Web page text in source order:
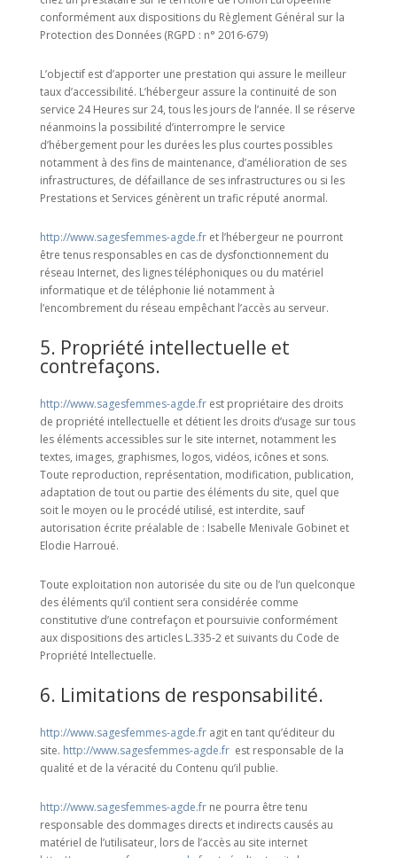
conformément aux dispositions du Règlement Général sur la
Protection des Données (RGPD : n° 2016-679)
L’objectif est d’apporter une prestation qui assure le meilleur
taux d’accessibilité. L’hébergeur assure la continuité de son
service 24 Heures sur 24, tous les jours de l’année. Il se réserve
néanmoins la possibilité d’interrompre le service
d’hébergement pour les durées les plus courtes possibles
notamment à des fins de maintenance, d’amélioration de ses
infrastructures, de défaillance de ses infrastructures ou si les
Prestations et Services génèrent un trafic réputé anormal.
http://www.sagesfemmes-agde.fret l’hébergeur ne pourront
être tenus responsables en cas de dysfonctionnement du
réseau Internet, des lignes téléphoniques ou du matériel
informatique et de téléphonie lié notamment à
l’encombrement du réseau empêchant l’accès au serveur.
5. Propriété intellectuelle et
contrefaçons.
http://www.sagesfemmes-agde.frest propriétaire des droits
de propriété intellectuelle et détient les droits d’usage sur tous
les éléments accessibles sur le site internet, notamment les
textes, images, graphismes, logos, vidéos, icônes et sons.
Toute reproduction, représentation, modification, publication,
adaptation de tout ou partie des éléments du site, quel que
soit le moyen ou le procédé utilisé, est interdite, sauf
autorisation écrite préalable de : Isabelle Menivale Gobinet et
Elodie Harroué.
Toute exploitation non autorisée du site ou de l’un quelconque
des éléments qu’il contient sera considérée comme
constitutive d’une contrefaçon et poursuivie conformément
aux dispositions des articles L.335-2 et suivants du Code de
Propriété Intellectuelle.
6. Limitations de responsabilité.
http://www.sagesfemmes-agde.fragit en tant qu’éditeur du
site. http://www.sagesfemmes-agde.frest responsable de la
qualité et de la véracité du Contenu qu’il publie.
http://www.sagesfemmes-agde.frne pourra être tenu
responsable des dommages directs et indirects causés au
matériel de l’utilisateur, lors de l’accès au site internet